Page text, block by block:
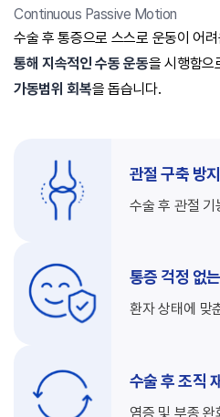
Continuous Passive Motion
수술 후 통증으로 스스로 운동이 어
통해 지속적인 수동 운동을 시행함으
가동범위 회복을 돕습니다.
관절 구축 방지
수술 후 관절 기
통증 걱정 없는
환자 상태에 맞
수술 후 조직
염증 및 부종 완